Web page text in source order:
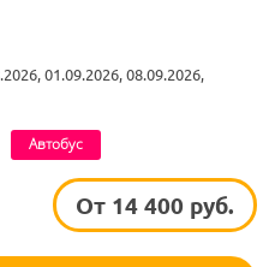
01.09.2026, 08.09.2026,
Автобус
От 14 400 руб.